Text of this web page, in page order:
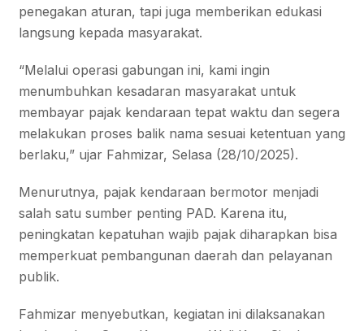
penegakan aturan, tapi juga memberikan edukasi
langsung kepada masyarakat.
“Melalui operasi gabungan ini, kami ingin
menumbuhkan kesadaran masyarakat untuk
membayar pajak kendaraan tepat waktu dan segera
melakukan proses balik nama sesuai ketentuan yang
berlaku,” ujar Fahmizar, Selasa (28/10/2025).
Menurutnya, pajak kendaraan bermotor menjadi
salah satu sumber penting PAD. Karena itu,
peningkatan kepatuhan wajib pajak diharapkan bisa
memperkuat pembangunan daerah dan pelayanan
publik.
Fahmizar menyebutkan, kegiatan ini dilaksanakan